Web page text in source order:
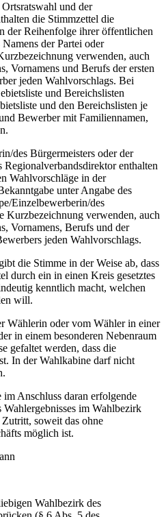
und der
die Stimmzettel die
der Reihenfolge ihrer öffentlichen
der Partei oder
verwenden, auch
Vornamens und Berufs der ersten
jeden Wahlvorschlags. Bei
und Bereichslisten
und den Bereichslisten je
Bewerber mit Familiennamen,
des Bürgermeisters oder der
enthalten
Wahlvorschläge in der
unter Angabe des
Einzelbewerberin/des
Kurzbezeichnung verwenden, auch
Vornamens, Berufs und der
jeden Wahlvorschlags.
die Stimme in der Weise ab, dass
durch ein in einen Kreis gesetztes
kenntlich macht, welchen
will.
Wählerin oder vom Wähler in einer
in einem besonderen Nebenraum
gefaltet werden, dass die
In der Wahlkabine darf nicht
Anschluss daran erfolgende
im Wahlbezirk
soweit das ohne
möglich ist.
Wahlbezirk des